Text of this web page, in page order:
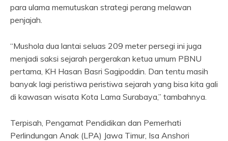
para ulama memutuskan strategi perang melawan
penjajah.
“Mushola dua lantai seluas 209 meter persegi ini juga
menjadi saksi sejarah pergerakan ketua umum PBNU
pertama, KH Hasan Basri Sagipoddin. Dan tentu masih
banyak lagi peristiwa peristiwa sejarah yang bisa kita gali
di kawasan wisata Kota Lama Surabaya,” tambahnya.
Terpisah, Pengamat Pendidikan dan Pemerhati
Perlindungan Anak (LPA) Jawa Timur, Isa Anshori